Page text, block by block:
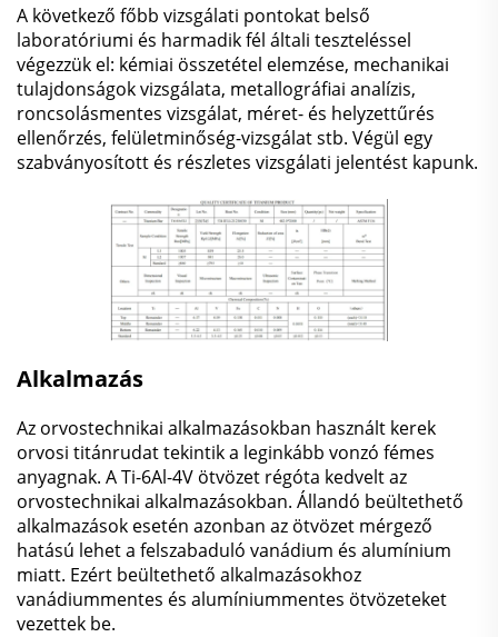
A következő főbb vizsgálati pontokat belső
laboratóriumi és harmadik fél általi teszteléssel
végezzük el: kémiai összetétel elemzése, mechanikai
tulajdonságok vizsgálata, metallográfiai analízis,
roncsolásmentes vizsgálat, méret- és helyzettűrés
ellenőrzés, felületminőség-vizsgálat stb. Végül egy
szabványosított és részletes vizsgálati jelentést kapunk.
Alkalmazás
Az orvostechnikai alkalmazásokban használt kerek
orvosi titánrudat tekintik a leginkább vonzó fémes
anyagnak. A Ti-6Al-4V ötvözet régóta kedvelt az
orvostechnikai alkalmazásokban. Állandó beültethető
alkalmazások esetén azonban az ötvözet mérgező
hatású lehet a felszabaduló vanádium és alumínium
miatt. Ezért beültethető alkalmazásokhoz
vanádiummentes és alumíniummentes ötvözeteket
vezettek be.